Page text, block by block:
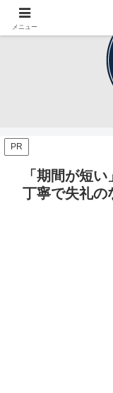
PR
「期間が短
丁寧で失礼の
メニュー